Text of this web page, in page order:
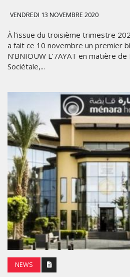
VENDREDI 13 NOVEMBRE 2020
À l’issue du troisième trimestre
a fait ce 10 novembre un premier
N’BNIOUW L’7AYAT en matière
Sociétale,...
NEWS